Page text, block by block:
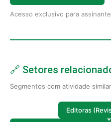
Acesso exclusivo para
🔗 Setores
Segmentos com atividade
Editoras